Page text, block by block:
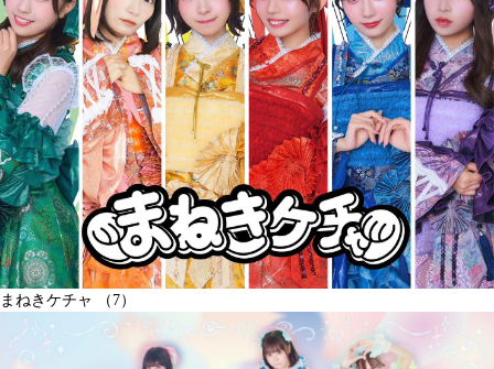
まねきケチャ （7）